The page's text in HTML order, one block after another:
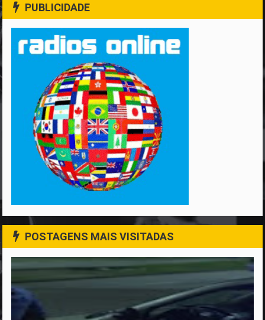
PUBLICIDADE
POSTAGENS MAIS VISITADAS